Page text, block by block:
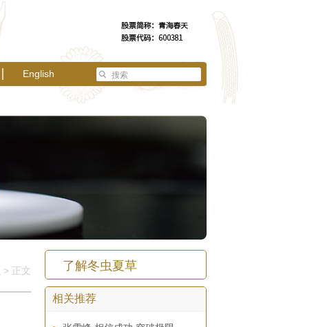
English
了解冬虫夏草
相关推荐
> 正文